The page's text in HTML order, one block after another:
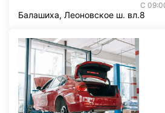
С
Балашиха, Леоновское ш. вл.8